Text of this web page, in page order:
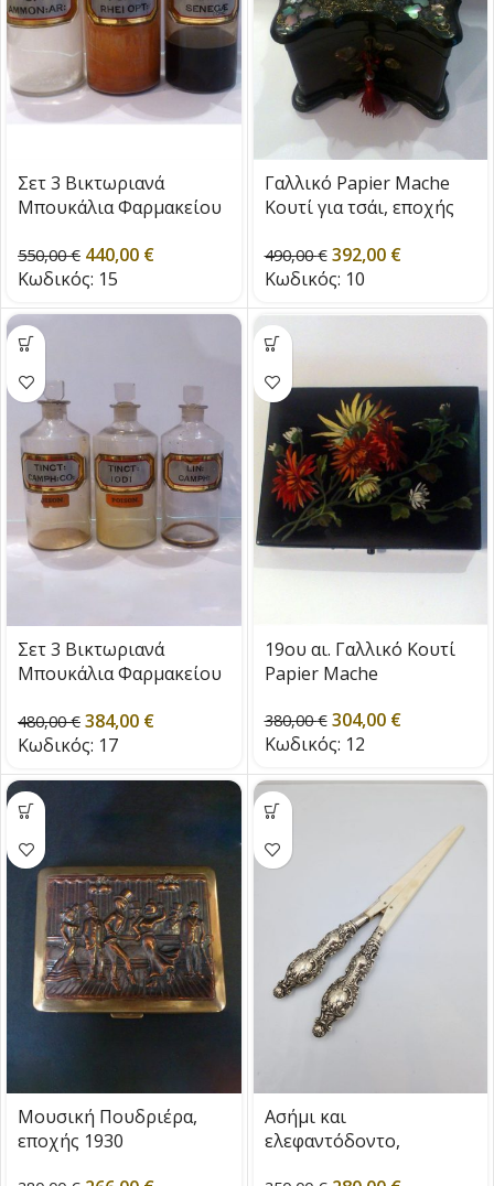
Σετ 3 Βικτωριανά
Μπουκάλια Φαρμακείου
550,00€ 440,00 €
Κωδικός: 15
Γαλλικό Papier Mache
Κουτί για τσάι, εποχής
490,00€ 392,00 €
Κωδικός: 10
Σετ 3 Βικτωριανά
Μπουκάλια Φαρμακείου
480,00€ 384,00 €
Κωδικός: 17
19ου αι. Γαλλικό Κουτί
Papier Mache
380,00€ 304,00 €
Κωδικός: 12
Μουσική Πουδριέρα,
εποχής 1930
Ασήμι και
ελεφαντόδοντο,